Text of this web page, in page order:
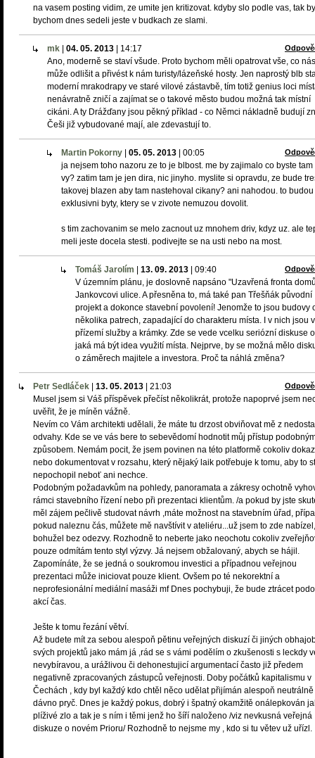
na vasem posting vidim, ze umite jen kritizovat. kdyby slo podle vas, tak by
bychom dnes sedeli jeste v budkach ze slami.
mk 04. 05. 2013 14:17
Ano, moderně se staví všude. Proto bychom měli opatrovat vše, co nás
může odlišit a přivést k nám turisty/lázeňské hosty. Jen naprostý blb
moderní mrakodrapy ve staré vilové zástavbě, tím totiž genius loci
nenávratně zničí a zajímat se o takové město budou možná tak místní
cikáni. A ty Drážďany jsou pěkný příklad - co Němci nákladně budují
Češi již vybudované mají, ale zdevastují to.
Martin Pokorny 05. 05. 2013 00:05
ja nejsem toho nazoru ze to je blbost. me by zajimalo co byste tam
vy? zatim tam je jen dira, nic jinyho. myslite si opravdu, ze bude
takovej blazen aby tam nastehoval cikany? ani nahodou. to budou
exklusivni byty, ktery se v zivote nemuzou dovolit.
s tim zachovanim se melo zacnout uz mnohem driv, kdyz uz. ale
meli jeste docela stesti. podivejte se na usti nebo na most.
Tomáš Jarolím 13. 09. 2013 09:40
V územním plánu, je doslovně napsáno "Uzavřená fronta
Jankovcovi ulice. A přesněna to, má také pan Třešňák původní
projekt a dokonce stavební povolení! Jenomže to jsou budovy
několika patrech, zapadající do charakteru místa. I v nich jsou v
přízemí služby a krámky. Zde se vede vcelku seriózní diskuse
jaká má být idea využití místa. Nejprve, by se možná mělo
o záměrech majitele a investora. Proč ta náhlá změna?
Petr Sedláček 13. 05. 2013 21:03
Musel jsem si Váš příspěvek přečíst několikrát, protože napoprvé jsem
uvěřit, že je míněn vážně.
Nevím co Vám architekti udělali, že máte tu drzost obviňovat mě z
odvahy. Kde se ve vás bere to sebevědomí hodnotit můj přístup
způsobem. Nemám pocit, že jsem povinen na této platformě cokoliv
nebo dokumentovat v rozsahu, který nějaký laik potřebuje k tomu, aby to
nepochopil neboť ani nechce.
Podobným požadavkům na pohledy, panoramata a zákresy ochotně
rámci stavebního řízení nebo při prezentaci klientům. /a pokud by jste
měl zájem pečlivě studovat návrh ,máte možnost na stavebním úřad,
pokud naleznu čás, můžete mě navštívit v ateliéru...už jsem to zde nabízel,
bohužel bez odezvy. Rozhodně to neberte jako neochotu cokoliv
pouze odmítám tento styl výzvy. Já nejsem obžalovaný, abych se hájil.
Zapomínáte, že se jedná o soukromou investici a případnou veřejnou
prezentaci může iniciovat pouze klient. Ovšem po té nekorektní a
neprofesionální mediální masáži mf Dnes pochybuji, že bude ztrácet
akcí čas.
Ješte k tomu řezání větví.
Až budete mít za sebou alespoň pětinu veřejných diskuzí či jiných
svých projektů jako mám já ,rád se s vámi podělím o zkušenosti s leckdy
nevybíravou, a urážlivou či dehonestujicí argumentací často již předem
negativně zpracovaných zástupců veřejnosti. Doby počátků kapitalismu v
Čechách , kdy byl každý kdo chtěl něco udělat přijímán alespoň
dávno pryč. Dnes je každý pokus, dobrý i špatný okamžitě onálepkován
plíživé zlo a tak je s ním i těmi jenž ho šíří naloženo /viz nevkusná veřejná
diskuze o novém Prioru/ Rozhodně to nejsme my , kdo si tu větev už uřízl.